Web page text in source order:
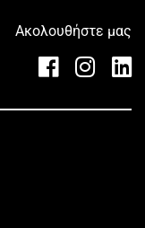
Ακολουθήστε μας